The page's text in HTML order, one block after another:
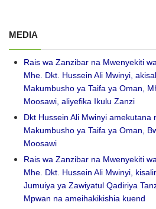
MEDIA
Rais wa Zanzibar na Mwenyekiti
Mhe. Dkt. Hussein Ali Mwinyi,
Makumbusho ya Taifa ya Oman,
Moosawi, aliyefika Ikulu Zanzi
Dkt Hussein Ali Mwinyi amekutana
Makumbusho ya Taifa ya Oman,
Moosawi
Rais wa Zanzibar na Mwenyekiti
Mhe. Dkt. Hussein Ali Mwinyi,
Jumuiya ya Zawiyatul Qadiriya
Mpwan na ameihakikishia kuend